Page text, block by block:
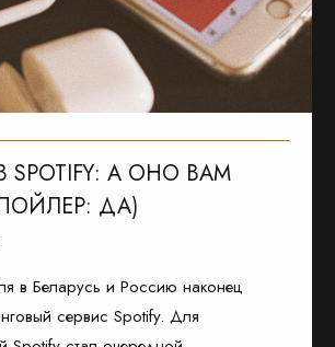
SPOTIFY: А ОНО ВАМ
ДА)
в Беларусь и Россию наконец
сервис Spotify. Для